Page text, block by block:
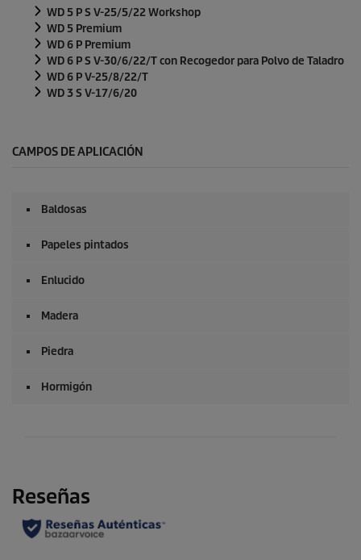
WD 5 P S V-25/5/22 Workshop
WD 5 Premium
WD 6 P Premium
WD 6 P S V-30/6/22/T con Recogedor para Polvo de Taladro
WD 6 P V-25/8/22/T
WD 3 S V-17/6/20
CAMPOS DE APLICACIÓN
Baldosas
Papeles pintados
Enlucido
Madera
Piedra
Hormigón